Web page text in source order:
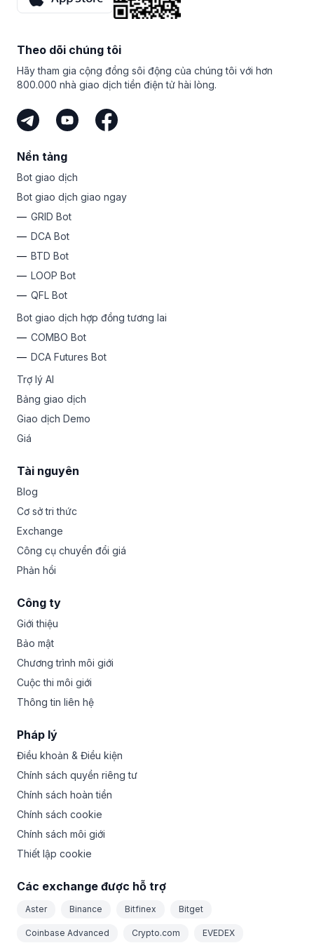
thế nào để có thêm động lực?
Bitsgap. Miễn là bạn có đối tượng mục tiêu và chia sẻ liên
kết duy nhất của mình, bạn có thể kiếm tiền với tư cách là
đơn vị tiếp thị liên kết của Bitsgap. Đó là cách dễ nhất để
kiếm tiền từ tiền mã hóa mà không phải mạo hiểm số tiền
của chính bạn.
Theo dõi chúng tôi
Hãy tham gia cộng đồng sôi động của chúng tôi với hơn
800.000 nhà giao dịch tiền điện tử hài lòng.
Nền tảng
Bot giao dịch
Bot giao dịch giao ngay
GRID Bot
DCA Bot
BTD Bot
LOOP Bot
QFL Bot
Bot giao dịch hợp đồng tương lai
COMBO Bot
DCA Futures Bot
Trợ lý AI
Bảng giao dịch
Giao dịch Demo
Giá
Tài nguyên
Blog
Cơ sở tri thức
Exchange
Công cụ chuyển đổi giá
Phản hồi
Công ty
Giới thiệu
Bảo mật
Chương trình môi giới
Cuộc thi môi giới
Thông tin liên hệ
Pháp lý
Điều khoản & Điều kiện
Chính sách quyền riêng tư
Chính sách hoàn tiền
Chính sách cookie
Chính sách môi giới
Thiết lập cookie
Các exchange được hỗ trợ
Aster Binance Bitfinex Bitget
Coinbase Advanced Crypto.com EVEDEX